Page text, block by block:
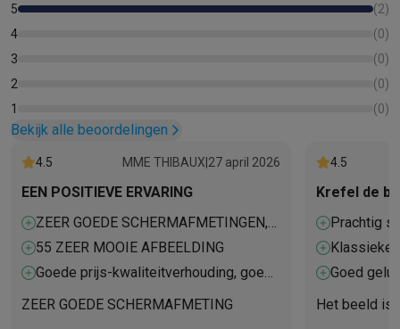
5 (2)
4
(0)
3
(0)
2
(0)
1
(0)
Bekijk alle beoordelingen
4.5 MME THIBAUX 27 april 2026
EEN POSITIEVE ERVARING
ZEER GOEDE SCHERMAFMETINGEN,
PRACHTIG BEELD
55 ZEER MOOIE AFBEELDING
Goede prijs-kwaliteitverhouding, goede
ZEER GOEDE SCHERMAFMETING
4.5
Krefel de
Prachtig
Klassieke
Goed
Het beeld is